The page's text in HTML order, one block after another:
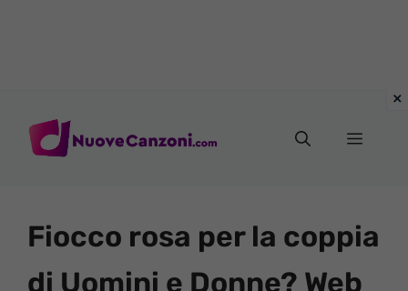
Menu
Fiocco rosa per la coppia
di Uomini e Donne? Web